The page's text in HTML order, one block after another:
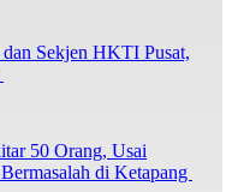
Sekjen HKTI Pusat,
50 Orang, Usai
di Ketapang